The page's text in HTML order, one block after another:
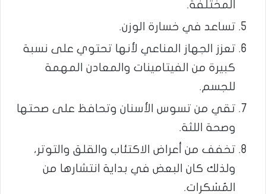
المختلفة.
تساعد في خسارة الوزن.
تعزز الجهاز المناعي لأنها تحتوي على نسبة
كبيرة من الفيتامينات والمعادن المهمة
للجسم.
تقي من تسوس الأسنان وتحافظ على صحتها
وصحة اللثة.
تخفف من أعراض الاكتئاب والقلق والتوتر،
ولذلك كان البعض في بداية انتشارها من
المُسْكرات.